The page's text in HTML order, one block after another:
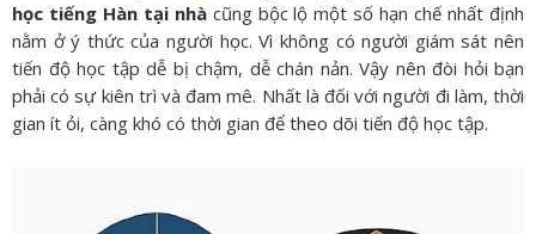
học tiếng Hàn tại nhàcũng bộc lộ một số hạn chế nhất định
nằm ở ý thức của người học. Vì không có người giám sát nên
tiến độ học tập dễ bị chậm, dễ chán nản. Vậy nên đòi hỏi bạn
phải có sự kiên trì và đam mê. Nhất là đối với người đi làm, thời
gian ít ỏi, càng khó có thời gian để theo dõi tiến độ học tập.